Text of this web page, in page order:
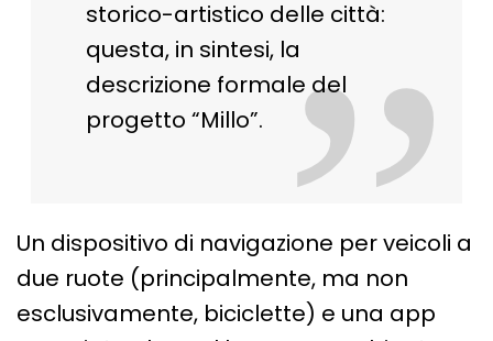
storico-artistico delle città:
questa, in sintesi, la
descrizione formale del
progetto “Millo”.
”
Un dispositivo di navigazione per veicoli a
due ruote (principalmente, ma non
esclusivamente, biciclette) e una app